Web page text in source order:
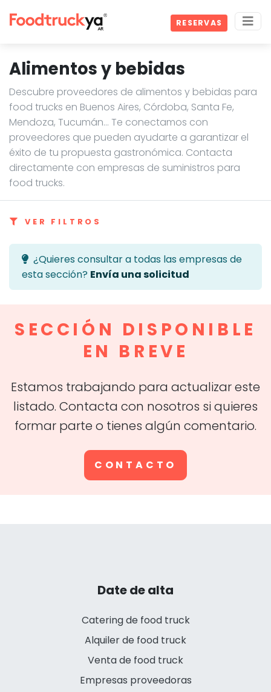
RESERVAS
Alimentos y bebidas
Descubre proveedores de alimentos y bebidas para
food trucks en Buenos Aires, Córdoba, Santa Fe,
Mendoza, Tucumán… Te conectamos con
proveedores que pueden ayudarte a garantizar el
éxito de tu propuesta gastronómica. Contacta
directamente con empresas de suministros para
food trucks.
VER FILTROS
¿Quieres consultar a todas las empresas de
esta sección? Envía una solicitud
SECCIÓN DISPONIBLE
EN BREVE
Estamos trabajando para actualizar este
listado. Contacta con nosotros si quieres
formar parte o tienes algún comentario.
CONTACTO
Date de alta
Catering de food truck
Alquiler de food truck
Venta de food truck
Empresas proveedoras